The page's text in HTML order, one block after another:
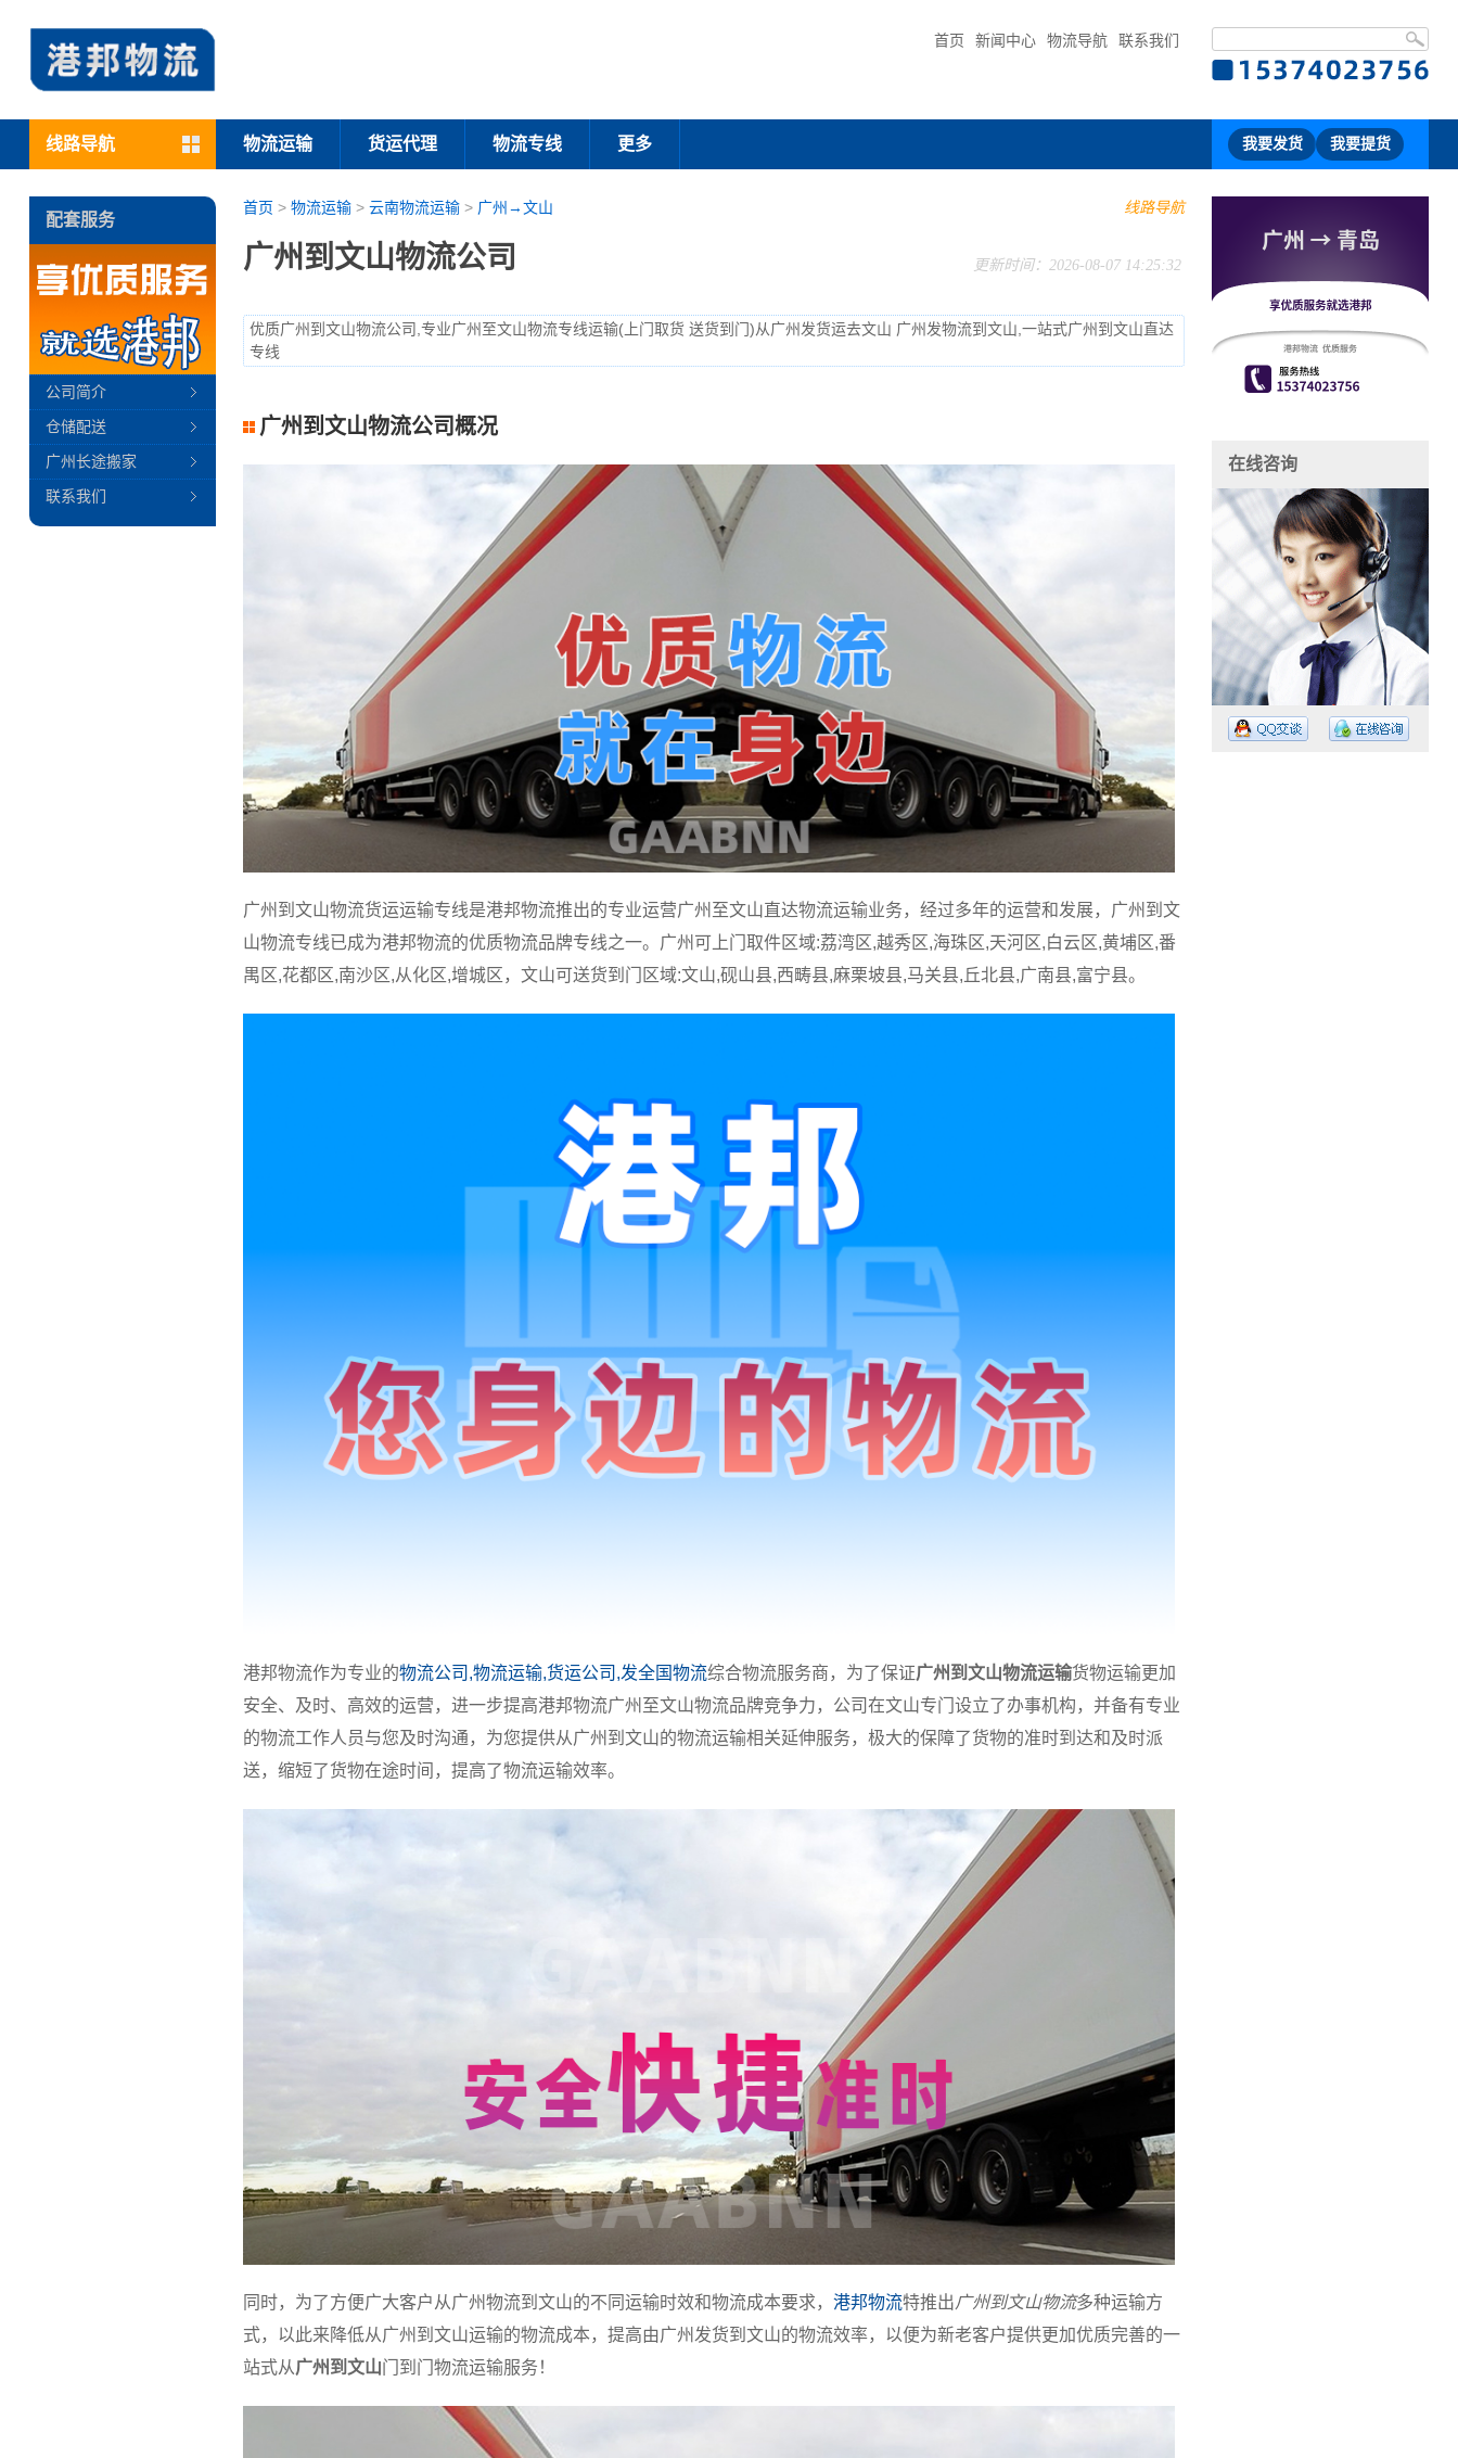
首页 新闻中心 物流导航 联系我们
线路导航 物流运输 货运代理 物流专线 更多 我要发货 我要提货
线路导航
首页 > 物流运输> 云南物流运输> 广州→文山
广州到文山物流公司 更新时间：2026-08-07 14:25:32
优质广州到文山物流公司,专业广州至文山物流专线运输(上门取货 送货到门)从广州发货运去文山 广州发物流到文山,一站式广州到文山直达
专线
广州到文山物流公司概况
广州到文山物流货运运输专线是港邦物流推出的专业运营广州至文山直达物流运输业务，经过多年的运营和发展，广州到文
山物流专线已成为港邦物流的优质物流品牌专线之一。广州可上门取件区域:荔湾区,越秀区,海珠区,天河区,白云区,黄埔区,番
禺区,花都区,南沙区,从化区,增城区，文山可送货到门区域:文山,砚山县,西畴县,麻栗坡县,马关县,丘北县,广南县,富宁县。
港邦物流作为专业的物流公司,物流运输,货运公司,发全国物流综合物流服务商，为了保证广州到文山物流运输货物运输更加
安全、及时、高效的运营，进一步提高港邦物流广州至文山物流品牌竞争力，公司在文山专门设立了办事机构，并备有专业
的物流工作人员与您及时沟通，为您提供从广州到文山的物流运输相关延伸服务，极大的保障了货物的准时到达和及时派
送，缩短了货物在途时间，提高了物流运输效率。
同时，为了方便广大客户从广州物流到文山的不同运输时效和物流成本要求， 港邦物流特推出广州到文山物流多种运输方
式，以此来降低从广州到文山运输的物流成本，提高由广州发货到文山的物流效率，以便为新老客户提供更加优质完善的一
站式从广州到文山门到门物流运输服务！
配套服务
公司简介
仓储配送
广州长途搬家
联系我们
在线咨询